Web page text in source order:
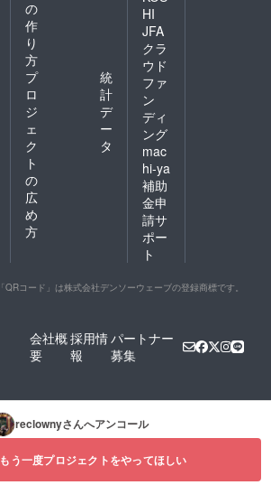
の
作
り
方
プ
ロ
ジ
ェ
ク
ト
の
広
め
方
統
計
デ
ー
タ
HI
JFA
クラ
ウド
ファ
ン
ディ
ング
mac
hi-ya
補助
金申
請サ
ポー
ト
「QRコード」は株式会社デンソーウェーブの登録商標です。
会社概
要
採用情
報
パートナー
募集
reclownyさんへアンコール
もう一度プロジェクトをやってほしい